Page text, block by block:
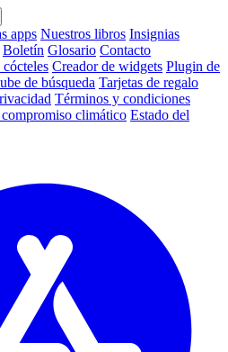
apps Nuestros libros Insignias
Boletín Glosario Contacto
Creador de widgets Plugin de
de búsqueda Tarjetas de regalo
Términos y condiciones
climático Estado del